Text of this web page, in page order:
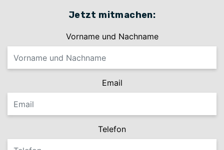
Jetzt mitmachen:
Vorname und Nachname
Email
Telefon